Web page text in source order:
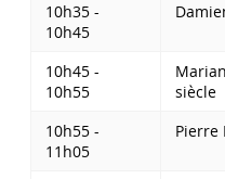
10h35 -
10h45
10h45 -
10h55
siècle
10h55 -
11h05
Pierre